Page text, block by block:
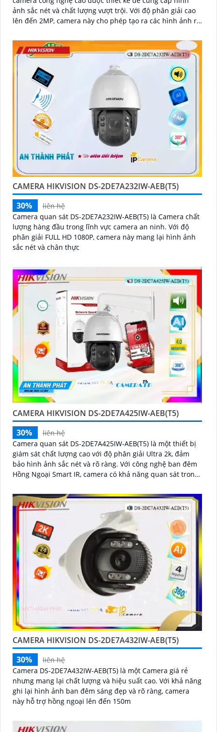
ảnh sắc nét và chất lượng vượt trội. Với độ phân giải cao
lên đến 2MP, camera này cho phép tạo ra các hình ảnh rõ
CAMERA HIKVISION DS-2DE7A232IW-AEB(T5)
30%
liên hệ
Camera quan sát DS-2DE7A232IW-AEB(T5) là Camera chất
lượng hàng đầu trong lĩnh vực camera an ninh. Với độ
phân giải FULL HD 1080P, camera này mang lại hình ảnh
sắc nét và chân thực
CAMERA HIKVISION DS-2DE7A425IW-AEB(T5)
30%
liên hệ
Camera quan sát DS-2DE7A425IW-AEB(T5) là một thiết bị
giám sát chất lượng cao với độ phân giải Ultra 2k, đảm
bảo hình ảnh sắc nét và rõ ràng. Với công nghệ ban đêm
Hồng Ngoại Smart IR, camera có khả năng quan sát trong
CAMERA HIKVISION DS-2DE7A432IW-AEB(T5)
30%
liên hệ
Camera DS-2DE7A432IW-AEB(T5) là một Camera giá rẻ
nhưng mang lại chất lượng và hiệu suất cao. Với khả năng
ghi lại hình ảnh ban đêm sáng đẹp và rõ ràng, camera
này hỗ trợ hồng ngoại lên đến 150m